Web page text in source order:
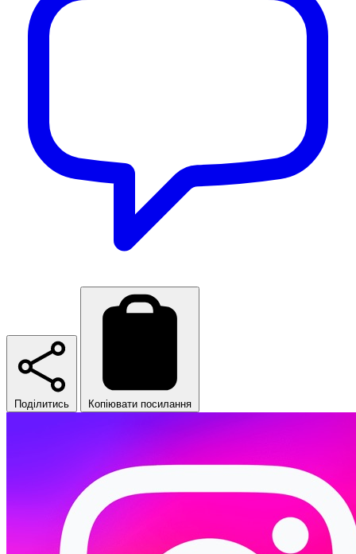
Поділитись Копіювати посилання